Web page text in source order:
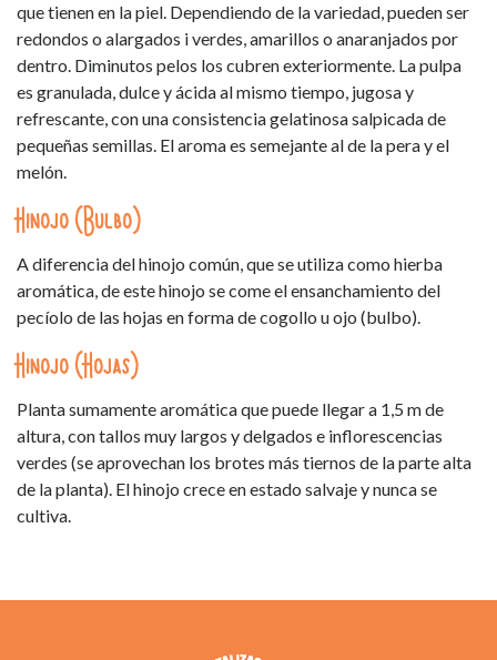
que tienen en la piel. Dependiendo de la variedad, pueden ser
redondos o alargados i verdes, amarillos o anaranjados por
dentro. Diminutos pelos los cubren exteriormente. La pulpa
es granulada, dulce y ácida al mismo tiempo, jugosa y
refrescante, con una consistencia gelatinosa salpicada de
pequeñas semillas. El aroma es semejante al de la pera y el
melón.
Hinojo (Bulbo)
A diferencia del hinojo común, que se utiliza como hierba
aromática, de este hinojo se come el ensanchamiento del
pecíolo de las hojas en forma de cogollo u ojo (bulbo).
Hinojo (Hojas)
Planta sumamente aromática que puede llegar a 1,5 m de
altura, con tallos muy largos y delgados e inflorescencias
verdes (se aprovechan los brotes más tiernos de la parte alta
de la planta). El hinojo crece en estado salvaje y nunca se
cultiva.